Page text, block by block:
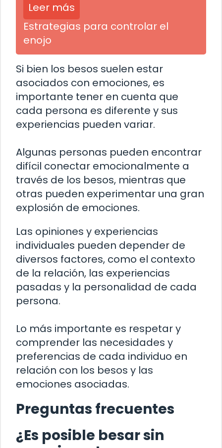
Leer más
Estrategias para controlar el
enojo
Si bien los besos suelen estar
asociados con emociones, es
importante tener en cuenta que
cada persona es diferente y sus
experiencias pueden variar.
Algunas personas pueden encontrar
difícil conectar emocionalmente a
través de los besos, mientras que
otras pueden experimentar una gran
explosión de emociones.
Las opiniones y experiencias
individuales pueden depender de
diversos factores, como el contexto
de la relación, las experiencias
pasadas y la personalidad de cada
persona.
Lo más importante es respetar y
comprender las necesidades y
preferencias de cada individuo en
relación con los besos y las
emociones asociadas.
Preguntas frecuentes
¿Es posible besar sin